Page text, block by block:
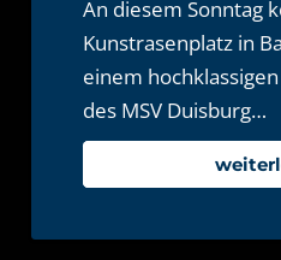
An diesem Sonntag
Kunstrasenplatz in
einem
des MSV Duisburg…